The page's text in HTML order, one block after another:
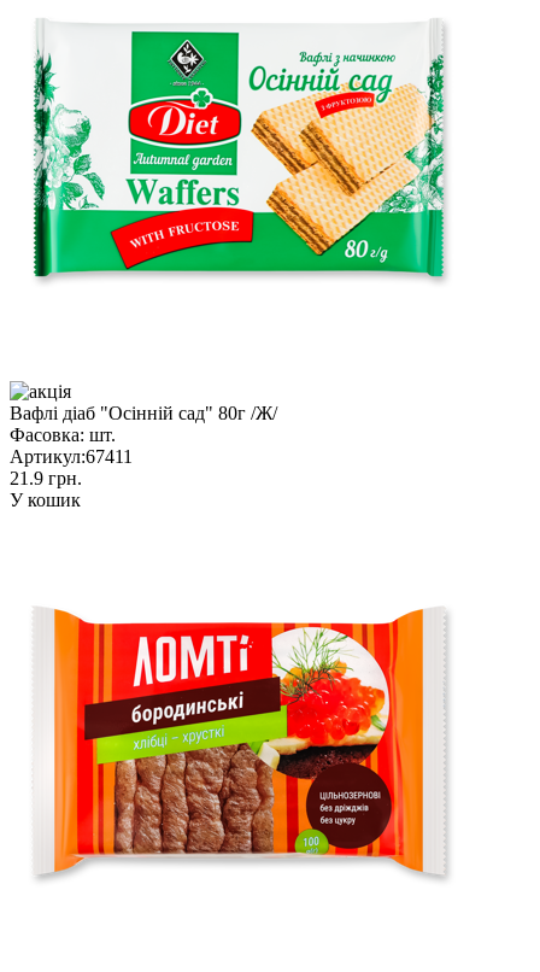
Вафлі діаб "Осінній сад" 80г /Ж/
Фасовка: шт.
Артикул:67411
21.9 грн.
У кошик